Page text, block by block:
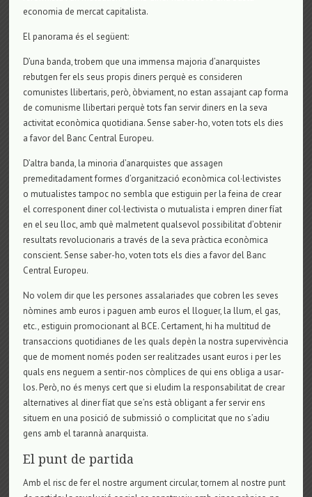
economia de mercat capitalista.
El panorama és el següent:
D’una banda, trobem que una immensa majoria d’anarquistes
rebutgen fer els seus propis diners perquè es consideren
comunistes llibertaris, però, òbviament, no estan assajant cap forma
de comunisme llibertari perquè tots fan servir diners en la seva
activitat econòmica quotidiana. Sense saber-ho, voten tots els dies
a favor del Banc Central Europeu.
D’altra banda, la minoria d’anarquistes que assagen
premeditadament formes d’organització econòmica col·lectivistes
o mutualistes tampoc no sembla que estiguin per la feina de crear
el corresponent diner col·lectivista o mutualista i empren diner fíat
en el seu lloc, amb què malmetent qualsevol possibilitat d’obtenir
resultats revolucionaris a través de la seva pràctica econòmica
conscient. Sense saber-ho, voten tots els dies a favor del Banc
Central Europeu.
No volem dir que les persones assalariades que cobren les seves
nòmines amb euros i paguen amb euros el lloguer, la llum, el gas,
etc., estiguin promocionant al BCE. Certament, hi ha multitud de
transaccions quotidianes de les quals depèn la nostra supervivència
que de moment només poden ser realitzades usant euros i per les
quals ens neguem a sentir-nos còmplices de qui ens obliga a usar-
los. Però, no és menys cert que si eludim la responsabilitat de crear
alternatives al diner fíat que se’ns està obligant a fer servir ens
situem en una posició de submissió o complicitat que no s’adiu
gens amb el tarannà anarquista.
El punt de partida
Amb el risc de fer el nostre argument circular, tornem al nostre punt